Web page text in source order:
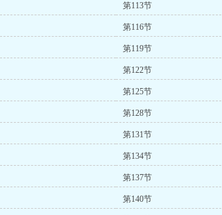
第113节
第116节
第119节
第122节
第125节
第128节
第131节
第134节
第137节
第140节